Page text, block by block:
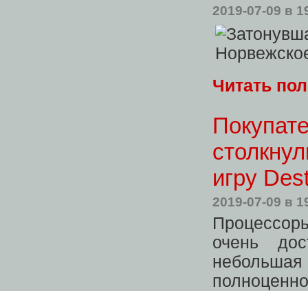
2019-07-09 в
Читать
игру
2019-07-09 в
очень